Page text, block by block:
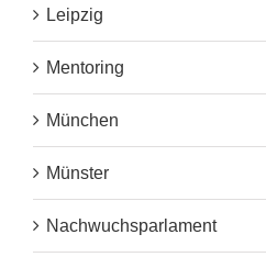
Leipzig
Mentoring
München
Münster
Nachwuchsparlament